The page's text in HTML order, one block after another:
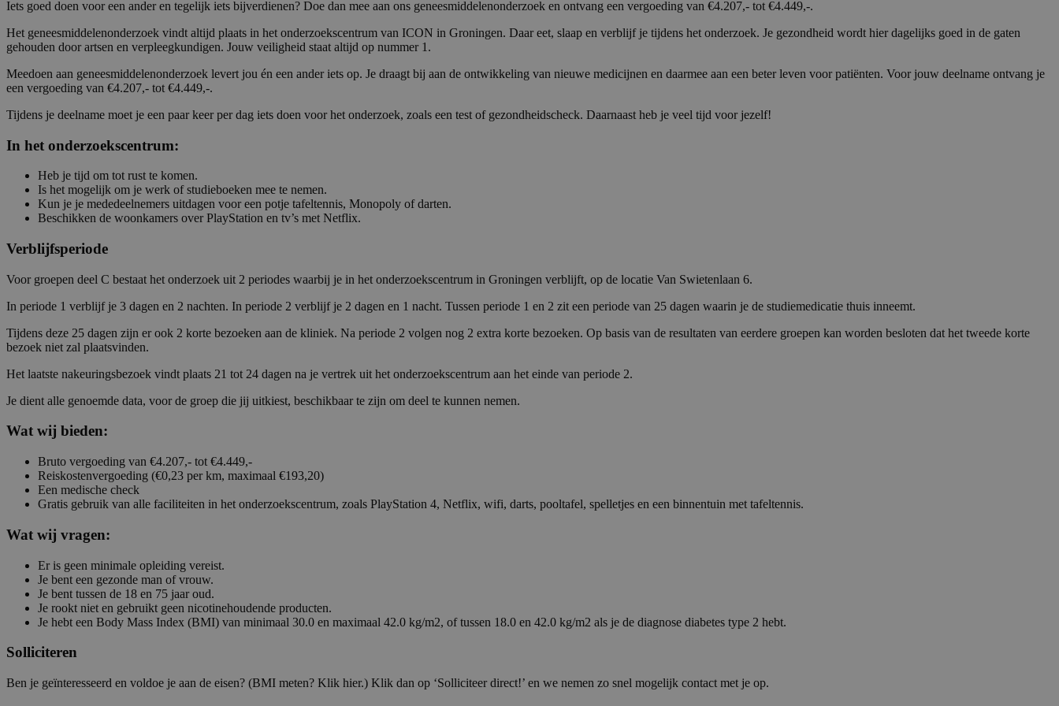
Iets goed doen voor een ander en tegelijk iets bijverdienen? Doe dan mee aan ons geneesmiddelenonderzoek en ontvang een vergoeding van €4.207,- tot €4.449,-.
Het geneesmiddelenonderzoek vindt altijd plaats in het onderzoekscentrum van ICON in Groningen. Daar eet, slaap en verblijf je tijdens het onderzoek. Je gezondheid wordt hier dagelijks goed in de gaten
gehouden door artsen en verpleegkundigen. Jouw veiligheid staat altijd op nummer 1.
Meedoen aan geneesmiddelenonderzoek levert jou én een ander iets op. Je draagt bij aan de ontwikkeling van nieuwe medicijnen en daarmee aan een beter leven voor patiënten. Voor jouw deelname ontvang je
een vergoeding van €4.207,- tot €4.449,-.
Tijdens je deelname moet je een paar keer per dag iets doen voor het onderzoek, zoals een test of gezondheidscheck. Daarnaast heb je veel tijd voor jezelf!
In het onderzoekscentrum:
Heb je tijd om tot rust te komen.
Is het mogelijk om je werk of studieboeken mee te nemen.
Kun je je mededeelnemers uitdagen voor een potje tafeltennis, Monopoly of darten.
Beschikken de woonkamers over PlayStation en tv’s met Netflix.
Verblijfsperiode
Voor groepen deel C bestaat het onderzoek uit 2 periodes waarbij je in het onderzoekscentrum in Groningen verblijft, op de locatie Van Swietenlaan 6.
In periode 1 verblijf je 3 dagen en 2 nachten. In periode 2 verblijf je 2 dagen en 1 nacht. Tussen periode 1 en 2 zit een periode van 25 dagen waarin je de studiemedicatie thuis inneemt.
Tijdens deze 25 dagen zijn er ook 2 korte bezoeken aan de kliniek. Na periode 2 volgen nog 2 extra korte bezoeken. Op basis van de resultaten van eerdere groepen kan worden besloten dat het tweede korte
bezoek niet zal plaatsvinden.
Het laatste nakeuringsbezoek vindt plaats 21 tot 24 dagen na je vertrek uit het onderzoekscentrum aan het einde van periode 2.
Je dient alle genoemde data, voor de groep die jij uitkiest, beschikbaar te zijn om deel te kunnen nemen.
Wat wij bieden:
Bruto vergoeding van €4.207,- tot €4.449,-
Reiskostenvergoeding (€0,23 per km, maximaal €193,20)
Een medische check
Gratis gebruik van alle faciliteiten in het onderzoekscentrum, zoals PlayStation 4, Netflix, wifi, darts, pooltafel, spelletjes en een binnentuin met tafeltennis.
Wat wij vragen:
Er is geen minimale opleiding vereist.
Je bent een gezonde man of vrouw.
Je bent tussen de 18 en 75 jaar oud.
Je rookt niet en gebruikt geen nicotinehoudende producten.
Je hebt een Body Mass Index (BMI) van minimaal 30.0 en maximaal 42.0 kg/m2, of tussen 18.0 en 42.0 kg/m2 als je de diagnose diabetes type 2 hebt.
Solliciteren
Ben je geïnteresseerd en voldoe je aan de eisen? (BMI meten? Klik hier.) Klik dan op ‘Solliciteer direct!’ en we nemen zo snel mogelijk contact met je op.